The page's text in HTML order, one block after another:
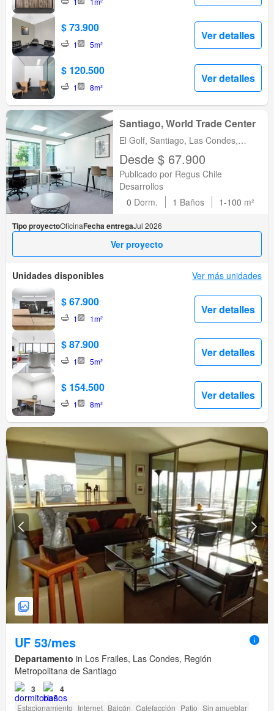
$ 73.900
1 5m²
Ver detalles
$ 120.500
1 8m²
Ver detalles
Santiago, World Trade Center
El Golf, Santiago, Las Condes,
Metropolitana de Santiago
Desde $ 67.900
Publicado por Regus Chile
Desarrollos
0 Dorm. 1 Baños 1-100 m²
Tipo proyectoOficinaFecha entregaJul 2026
Ver proyecto
Unidades disponibles Ver más unidades
$ 67.900
1 1m²
Ver detalles
$ 87.900
1 5m²
Ver detalles
$ 154.500
1 8m²
Ver detalles
UF 53/mes
Departamento in Los Frailes, Las Condes, Región
Metropolitana de Santiago
3 4
Estacionamiento Internet Balcón Calefacción Patio Sin amueblar